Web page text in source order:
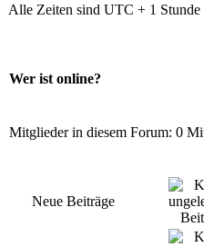
Alle Zeiten sind UTC + 1 Stunde
Wer ist online?
Mitglieder in diesem Forum: 0
Neue Beiträge